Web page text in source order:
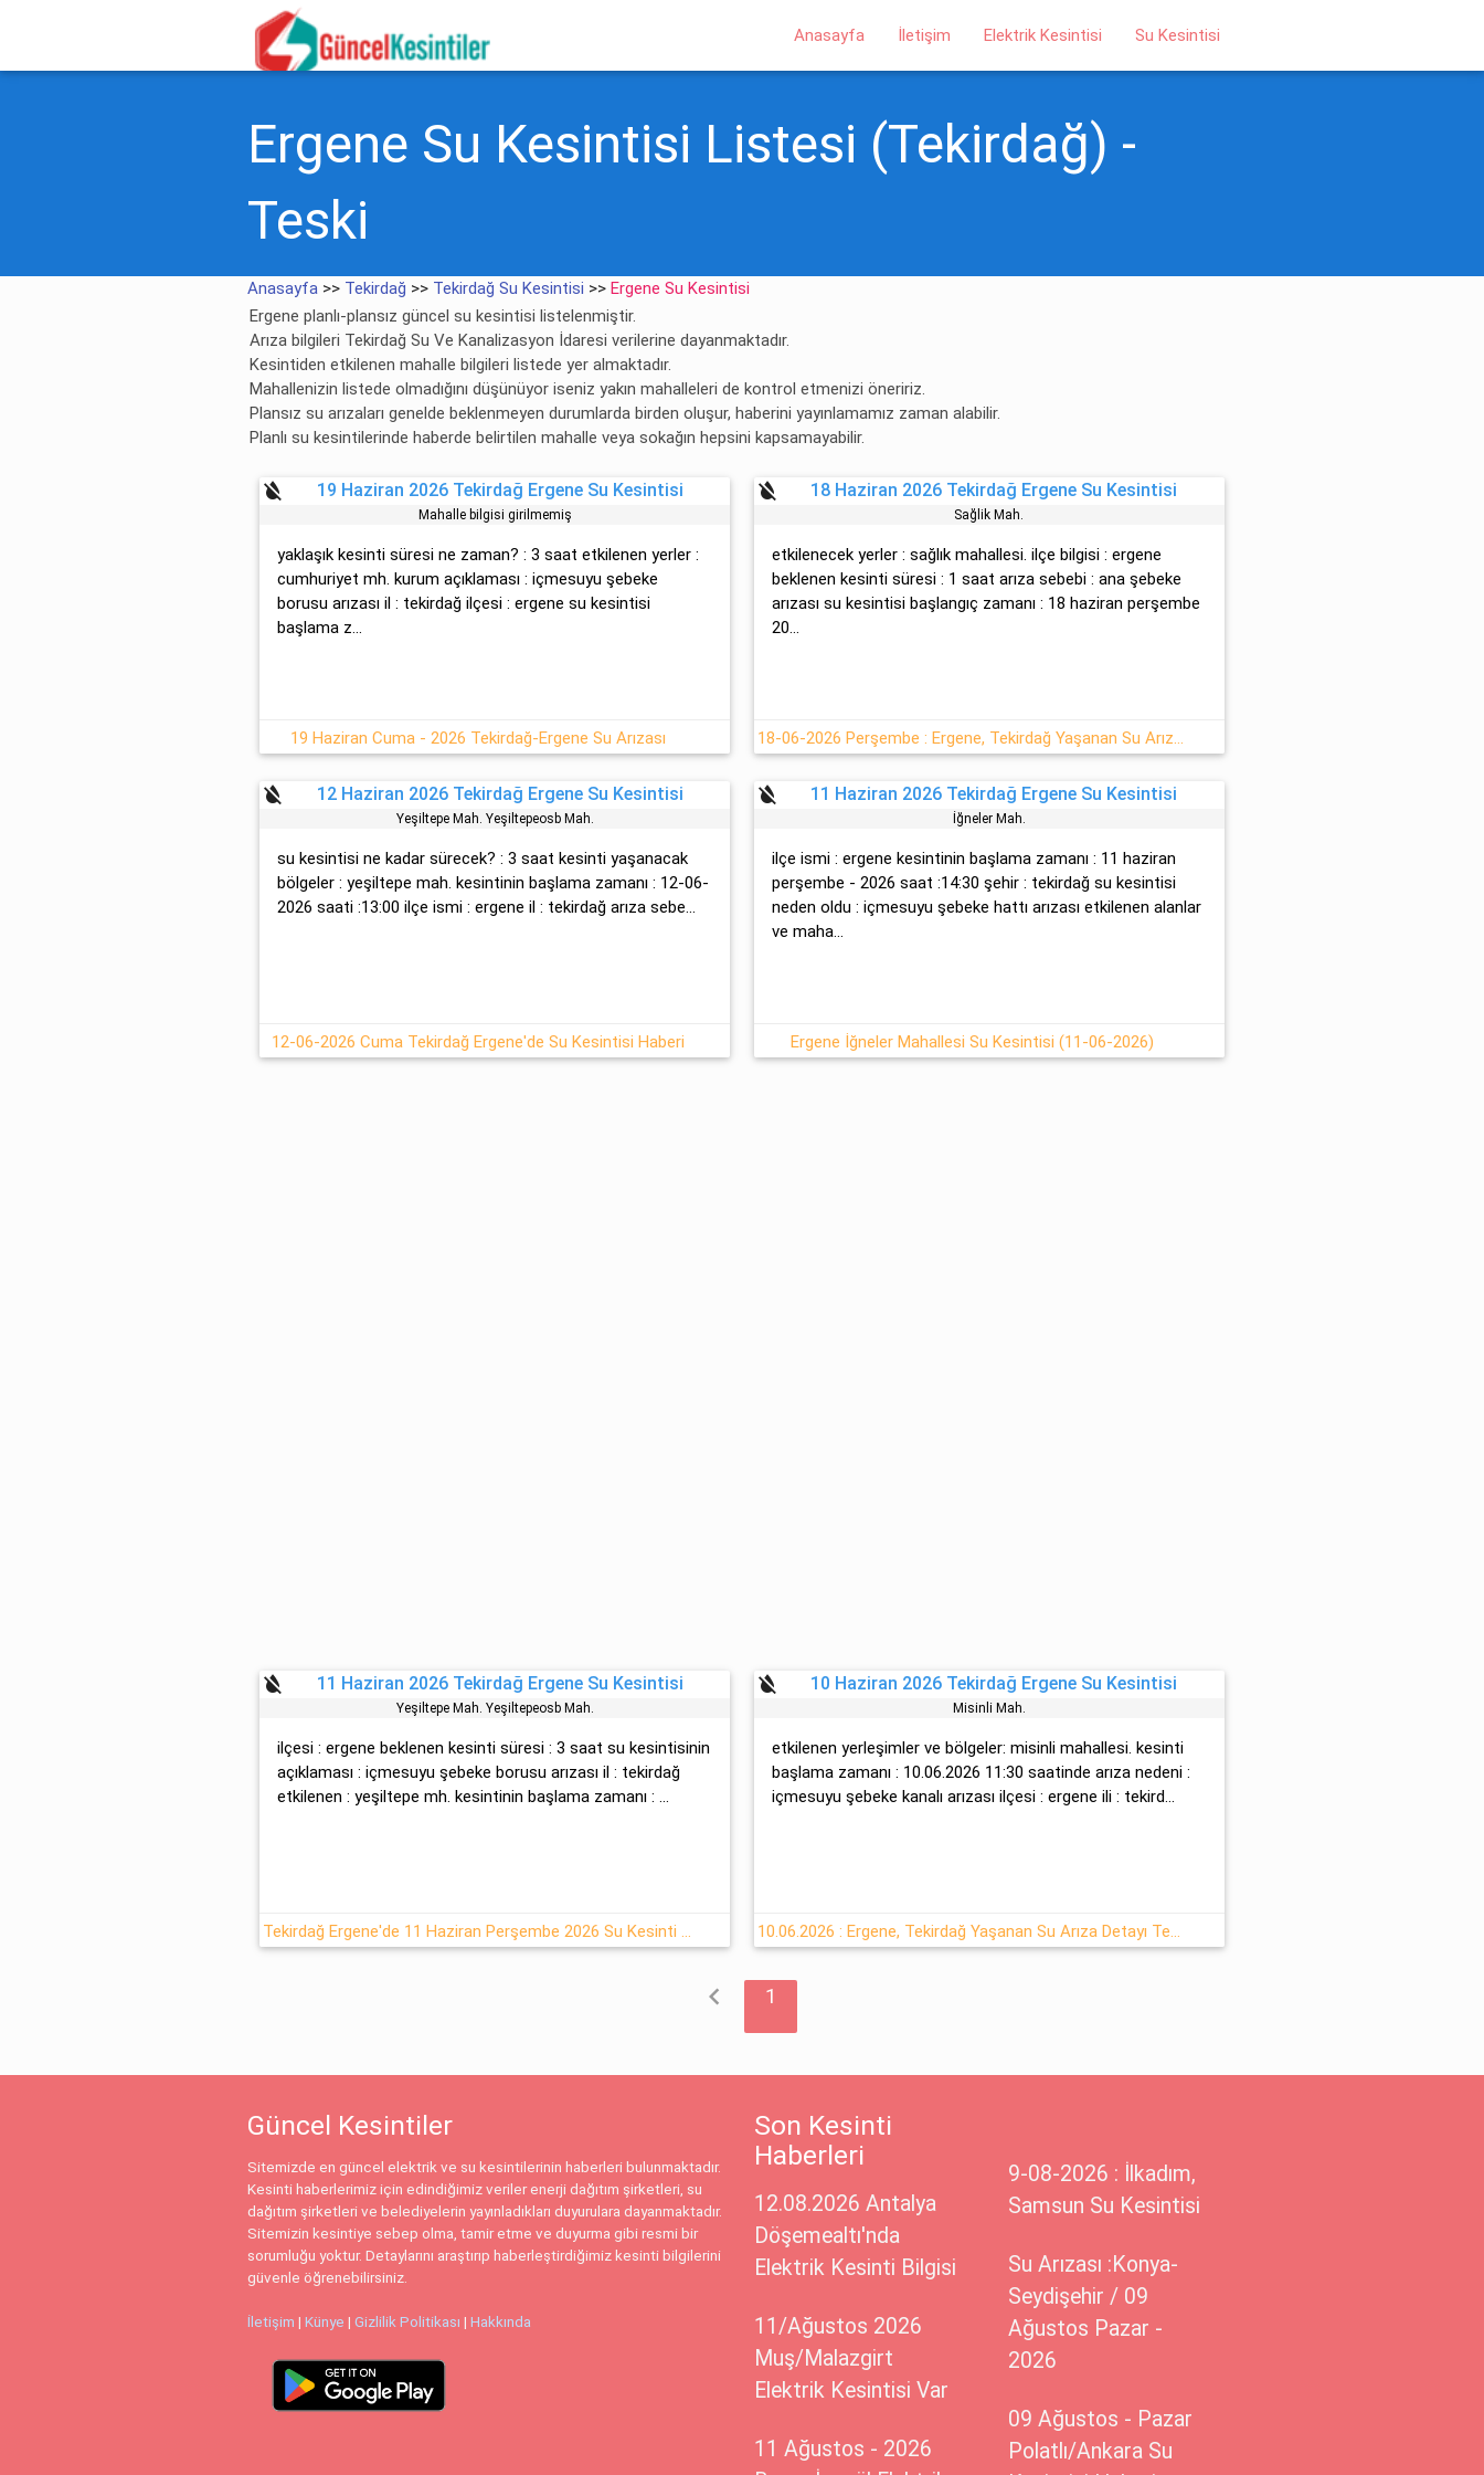
Anasayfa İletişim Elektrik Kesintisi Su Kesintisi
Ergene Su Kesintisi Listesi (Tekirdağ) -
Teski
Anasayfa >> Tekirdağ >> Tekirdağ Su Kesintisi >>Ergene Su Kesintisi
Ergene planlı-plansız güncel su kesintisi listelenmiştir.
Arıza bilgileri Tekirdağ Su Ve Kanalizasyon İdaresi verilerine dayanmaktadır.
Kesintiden etkilenen mahalle bilgileri listede yer almaktadır.
Mahallenizin listede olmadığını düşünüyor iseniz yakın mahalleleri de kontrol etmenizi öneririz.
Plansız su arızaları genelde beklenmeyen durumlarda birden oluşur, haberini yayınlamamız zaman alabilir.
Planlı su kesintilerinde haberde belirtilen mahalle veya sokağın hepsini kapsamayabilir.
format_color_reset 19 Haziran 2026 Tekirdağ Ergene Su Kesintisi
Mahalle bilgisi girilmemiş
yaklaşık kesinti süresi ne zaman? : 3 saat etkilenen yerler :
cumhuri̇yet mh. kurum açıklaması : içmesuyu şebeke
borusu arızası il : tekirdağ ilçesi : ergene su kesintisi
başlama z...
19 Haziran Cuma - 2026 Tekirdağ-Ergene Su Arızası
format_color_reset 18 Haziran 2026 Tekirdağ Ergene Su Kesintisi
Sağlik Mah.
etkilenecek yerler : sağlık mahallesi. ilçe bilgisi : ergene
beklenen kesinti süresi : 1 saat arıza sebebi : ana şebeke
arızası su kesintisi başlangıç zamanı : 18 haziran perşembe
20...
18-06-2026 Perşembe : Ergene, Tekirdağ Yaşanan Su Arızası
format_color_reset 12 Haziran 2026 Tekirdağ Ergene Su Kesintisi
Yeşi̇ltepe Mah. Yeşi̇ltepeosb Mah.
su kesintisi ne kadar sürecek? : 3 saat kesinti yaşanacak
bölgeler : yeşi̇ltepe mah. kesintinin başlama zamanı : 12-06-
2026 saati :13:00 ilçe ismi : ergene il : tekirdağ arıza sebe...
12-06-2026 Cuma Tekirdağ Ergene'de Su Kesintisi Haberi
format_color_reset 11 Haziran 2026 Tekirdağ Ergene Su Kesintisi
İğneler Mah.
ilçe ismi : ergene kesintinin başlama zamanı : 11 haziran
perşembe - 2026 saat :14:30 şehir : tekirdağ su kesintisi
neden oldu : içmesuyu şebeke hattı arızası etkilenen alanlar
ve maha...
Ergene İğneler Mahallesi Su Kesintisi (11-06-2026)
format_color_reset 11 Haziran 2026 Tekirdağ Ergene Su Kesintisi
Yeşi̇ltepe Mah. Yeşi̇ltepeosb Mah.
ilçesi : ergene beklenen kesinti süresi : 3 saat su kesintisinin
açıklaması : içmesuyu şebeke borusu arızası il : tekirdağ
etkilenen : yeşi̇ltepe mh. kesintinin başlama zamanı : ...
Tekirdağ Ergene'de 11 Haziran Perşembe 2026 Su Kesinti Haberi
format_color_reset 10 Haziran 2026 Tekirdağ Ergene Su Kesintisi
Mi̇si̇nli̇ Mah.
etkilenen yerleşimler ve bölgeler: mi̇si̇nli̇ mahallesi. kesinti
başlama zamanı : 10.06.2026 11:30 saatinde arıza nedeni :
içmesuyu şebeke kanalı arızası ilçesi : ergene ili : tekird...
10.06.2026 : Ergene, Tekirdağ Yaşanan Su Arıza Detayı Teski
chevron_left 1
Güncel Kesintiler
Sitemizde en güncel elektrik ve su kesintilerinin haberleri bulunmaktadır.
Kesinti haberlerimiz için edindiğimiz veriler enerji dağıtım şirketleri, su
dağıtım şirketleri ve belediyelerin yayınladıkları duyurulara dayanmaktadır.
Sitemizin kesintiye sebep olma, tamir etme ve duyurma gibi resmi bir
sorumluğu yoktur. Detaylarını araştırıp haberleştirdiğimiz kesinti bilgilerini
güvenle öğrenebilirsiniz.
İletişim |Künye |Gizlilik Politikası |Hakkında
Son Kesinti
Haberleri
12.08.2026 Antalya
Döşemealtı'nda
Elektrik Kesinti Bilgisi
11/Ağustos 2026
Muş/Malazgirt
Elektrik Kesintisi Var
11 Ağustos - 2026
9-08-2026 : İlkadım,
Samsun Su Kesintisi
Su Arızası :Konya-
Seydişehir / 09
Ağustos Pazar -
2026
09 Ağustos - Pazar
Polatlı/Ankara Su